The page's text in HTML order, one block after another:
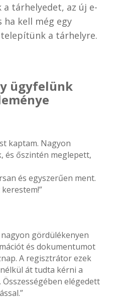
tárhelyedet, az új e-
ha kell még egy
a tárhelyre.
ügyfelünk
kaptam. Nagyon
és őszintén meglepett,
és egyszerűen ment.
gördülékenyen
és dokumentumot
A regisztrátor ezek
át tudta kérni a
elégedett